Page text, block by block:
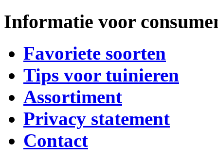
Informatie voor
Favoriete soorten
Tips voor tuinieren
Assortiment
Privacy statement
Contact